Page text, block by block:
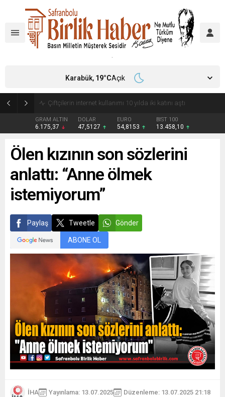
Çiftçilerin internet kullanımı 10 yılda iki katını aştı
GRAM ALTIN
6.175,37
DOLAR
47,5127
EURO
54,8153
BIST 100
13.458,10
Karabük, 19°CAçık
Ölen kızının son sözlerini
anlattı: “Anne ölmek
istemiyorum”
Paylaş Tweetle Gönder
ABONE OL
İHA Yayınlama: 13.07.2025
Düzenleme: 13.07.2025 21:18